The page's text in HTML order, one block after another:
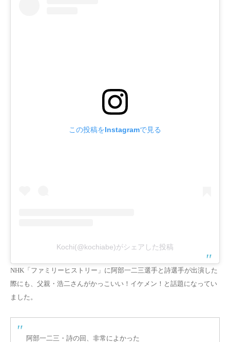
この投稿をInstagramで見る
Kochi(@kochiabe)がシェアした投稿
NHK「ファミリーヒストリー」に阿部一二三選手と詩選手が出演した
際にも、父親・浩二さんがかっこいい！イケメン！と話題になってい
ました。
阿部一二三・詩の回、非常によかった